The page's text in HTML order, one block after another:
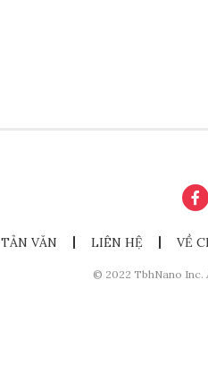
TẢN VĂN LIÊN HỆ VỀ
© 2022 TbhNano Inc.